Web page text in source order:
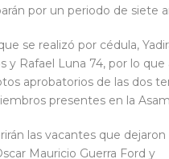
por un periodo de siete
se realizó por cédula,
y Rafael Luna 74, por lo que
aprobatorios de las dos
presentes en la
las vacantes que dejaron
Mauricio Guerra Ford y